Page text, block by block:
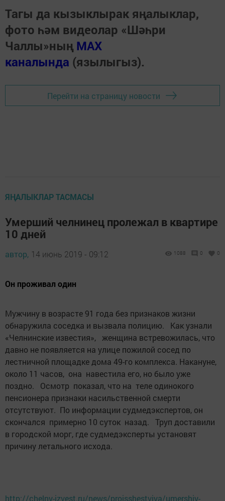
Тагы да кызыклырак яңалыклар,
фото һәм видеолар «Шәһри
Чаллы»ның MAX
каналында (язылыгыз).
Перейти на страницу новости
ЯҢАЛЫКЛАР ТАСМАСЫ
Умерший челнинец пролежал в квартире
10 дней
автор, 14 июнь 2019 - 09:12 1088 0 0
Он проживал один
Мужчину в возрасте 91 года без признаков жизни
обнаружила соседка и вызвала полицию. Как узнали
«Челнинские известия», женщина встревожилась, что
давно не появляется на улице пожилой сосед по
лестничной площадке дома 49-го комплекса. Накануне,
около 11 часов, она навестила его, но было уже
поздно. Осмотр показал, что на теле одинокого
пенсионера признаки насильственной смерти
отсутствуют. По информации судмедэкспертов, он
скончался примерно 10 суток назад. Труп доставили
в городской морг, где судмедэксперты установят
причину летального исхода.
http://chelny-izvest.ru/news/proisshestviya/umershiy-